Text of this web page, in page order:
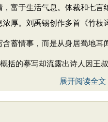
富于生活气息。体裁和七言
厚。刘禹锡创作多首《竹枝
情事，而是从身居蜀地耳
的摹写却流露出诗人因王
展开阅读全文